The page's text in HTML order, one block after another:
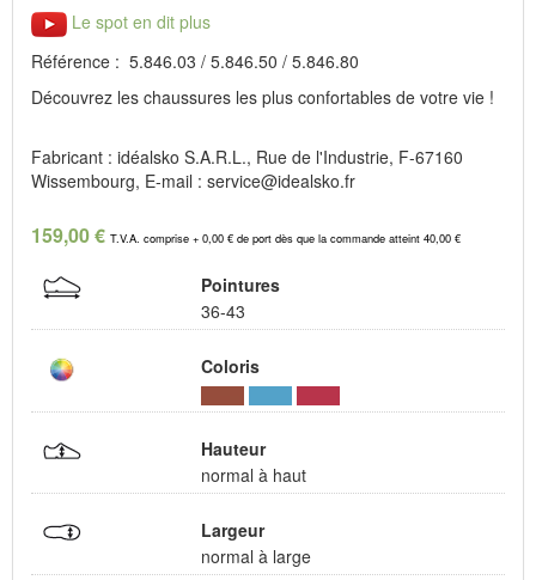
Le spot en dit plus
Référence : 5.846.03 / 5.846.50 / 5.846.80
Découvrez les chaussures les plus confortables de votre vie !
Fabricant : idéalsko S.A.R.L., Rue de l'Industrie, F-67160
Wissembourg, E-mail : service@idealsko.fr
159,00 € T.V.A. comprise + 0,00 € de port dès que la commande atteint 40,00 €
Pointures
36-43
Coloris
Hauteur
normal à haut
Largeur
normal à large